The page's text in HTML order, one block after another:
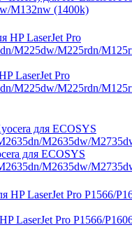
M132nw (1400k)
LaserJet Pro
M225dw/M225rdn/
для ECOSYS
M2635dw/
LaserJet Pro P1566/